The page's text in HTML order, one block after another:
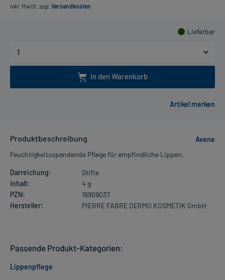
inkl. MwSt. zzgl. Versandkosten
Lieferbar
In den Warenkorb
Produktbeschreibung
Avene
Feuchtigkeitsspendende Pflege für empfindliche Lippen.
Darreichung:
Stifte
Inhalt:
4 g
PZN:
16909037
Hersteller:
PIERRE FABRE DERMO KOSMETIK GmbH
Passende Produkt-Kategorien:
Lippenpflege